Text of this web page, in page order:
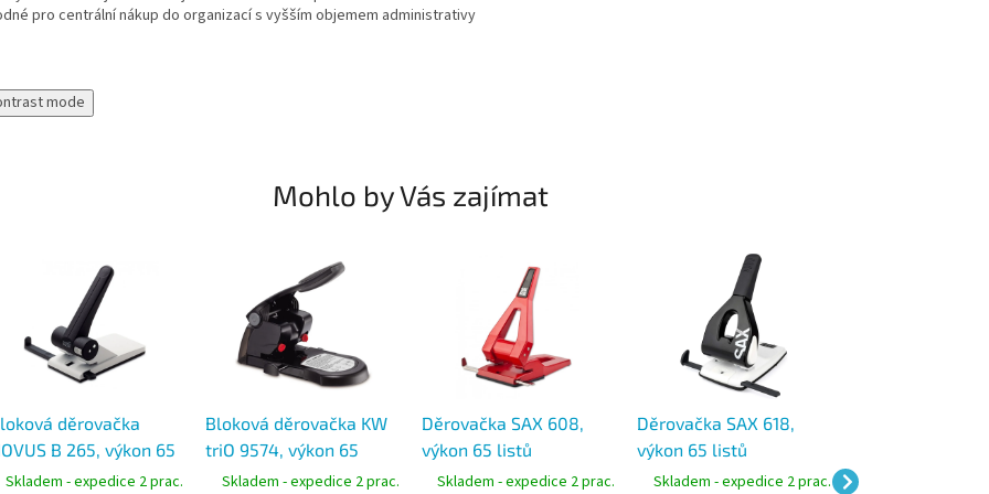
pro centrální nákup do organizací s vyšším objemem administrativy
mode
Mohlo by Vás zajímat
děrovačka
B 265, výkon 65
listů
Skladem - expedice 2 prac.
Bloková děrovačka KW
triO 9574, výkon 65
listů, černá
Skladem - expedice 2 prac.
Děrovačka SAX 608,
výkon 65 listů
Skladem - expedice 2 prac.
Děrovačka SAX 618,
výkon 65 listů
Skladem - expedice 2 prac.
děrovačka